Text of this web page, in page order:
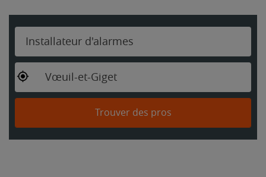
Installateur d'alarmes
Vœuil-et-Giget
Trouver des pros